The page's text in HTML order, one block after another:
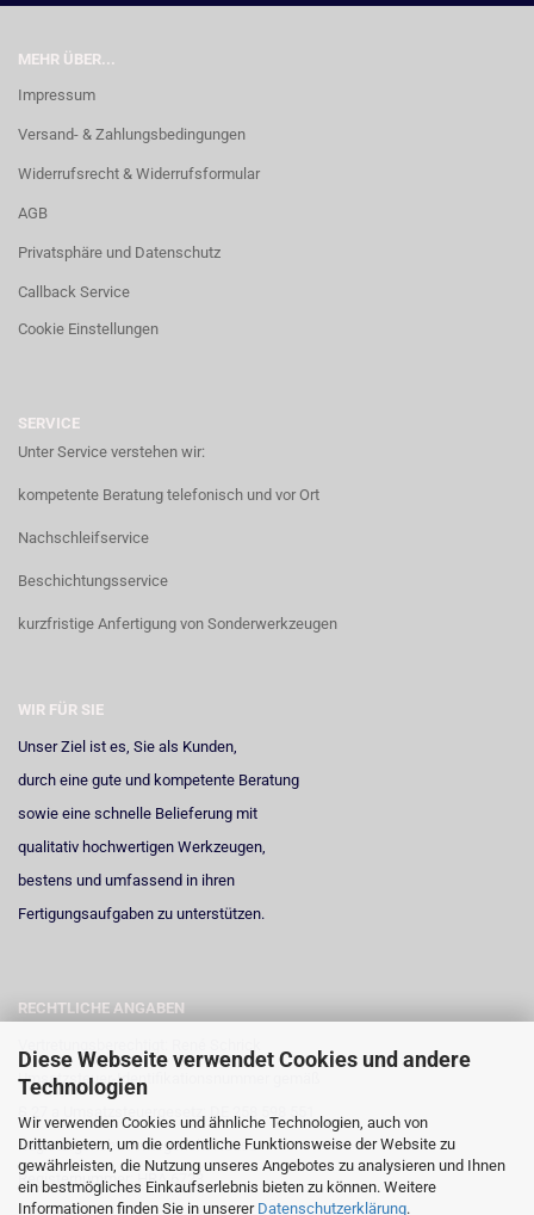
Diese Webseite verwendet Cookies und andere
Technologien
Wir verwenden Cookies und ähnliche Technologien, auch von
Drittanbietern, um die ordentliche Funktionsweise der Website zu
gewährleisten, die Nutzung unseres Angebotes zu analysieren und Ihnen
ein bestmögliches Einkaufserlebnis bieten zu können. Weitere
Informationen finden Sie in unserer Datenschutzerklärung.
MEHR ÜBER...
Impressum
Versand- & Zahlungsbedingungen
Widerrufsrecht & Widerrufsformular
AGB
Privatsphäre und Datenschutz
Callback Service
Cookie Einstellungen
SERVICE
Unter Service verstehen wir:
kompetente Beratung telefonisch und vor Ort
Nachschleifservice
Beschichtungsservice
kurzfristige Anfertigung von Sonderwerkzeugen
WIR FÜR SIE
Unser Ziel ist es, Sie als Kunden,
durch eine gute und kompetente Beratung
sowie eine schnelle Belieferung mit
qualitativ hochwertigen Werkzeugen,
bestens und umfassend in ihren
Fertigungsaufgaben zu unterstützen.
RECHTLICHE ANGABEN
Umsatzsteuer-Identifikationsnummer gemäß
§ 27 a Umsatzsteuergesetz: DE 258 598 551
Registergericht: Amtsgericht Neuss
Registernummer: HRA 6723